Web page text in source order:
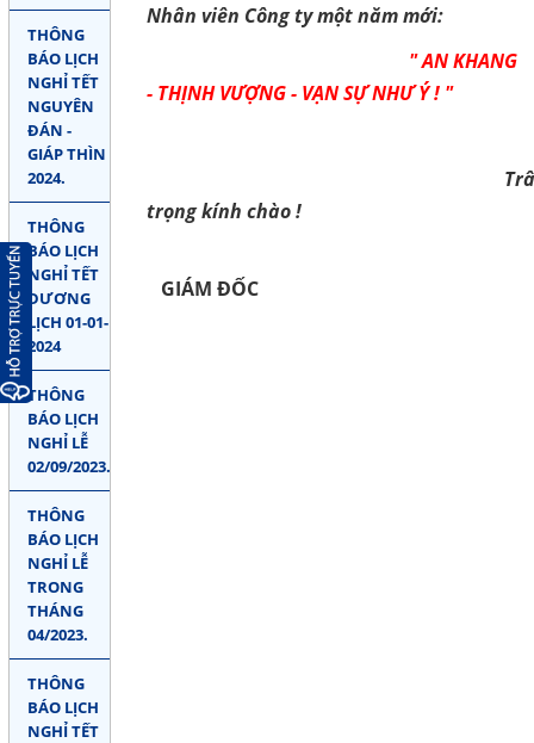
THÔNG
BÁO LỊCH
NGHỈ TẾT
NGUYÊN
ĐÁN -
GIÁP THÌN
2024.
THÔNG
BÁO LỊCH
NGHỈ TẾT
DƯƠNG
LỊCH 01-01-
2024
THÔNG
BÁO LỊCH
NGHỈ LỄ
02/09/2023.
THÔNG
BÁO LỊCH
NGHỈ LỄ
TRONG
THÁNG
04/2023.
THÔNG
BÁO LỊCH
NGHỈ TẾT
Nhân viên Công ty một năm mới:
" AN KHANG
- THỊNH VƯỢNG - VẠN SỰ NHƯ Ý ! "
trọng kính chào !
GIÁM ĐỐC